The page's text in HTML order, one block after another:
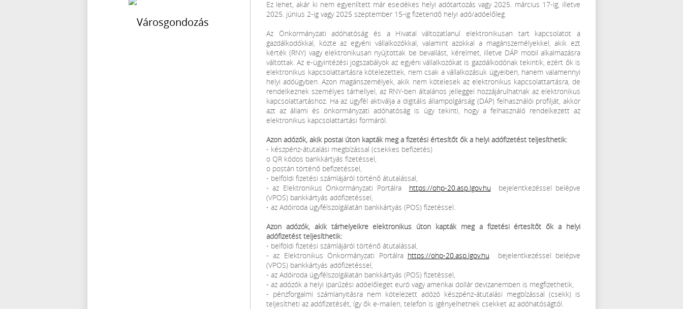
Ez lehet, akár ki nem egyenlített már esedékes helyi adótartozás vagy 2025. március 17-ig, illetve
2025. június 2-ig vagy 2025 szeptember 15-ig fizetendő helyi adó/adóelőleg.
Az Önkormányzati adóhatóság és a Hivatal változatlanul elektronikusan tart kapcsolatot a
gazdálkodókkal, közte az egyéni vállalkozókkal, valamint azokkal a magánszemélyekkel, akik ezt
kérték (RNY) vagy elektronikusan nyújtottak be bevallást, kérelmet, illetve DÁP mobil alkalmazásra
váltottak. Az e-ügyintézési jogszabályok az egyéni vállalkozókat is gazdálkodónak tekintik, ezért ők is
elektronikus kapcsolattartásra kötelezettek, nem csak a vállalkozásuk ügyeiben, hanem valamennyi
helyi adóügyben. Azon magánszemélyek, akik nem kötelesek az elektronikus kapcsolattartásra, de
rendelkeznek személyes tárhellyel, az RNY-ben általános jelleggel hozzájárulhatnak az elektronikus
kapcsolattartáshoz. Ha az ügyfél aktiválja a digitális állampolgárság (DÁP) felhasználói profilját, akkor
azt az állami és önkormányzati adóhatóság is úgy tekinti, hogy a felhasználó rendelkezett az
elektronikus kapcsolattartási formáról.
Azon adózók, akik postai úton kapták meg a fizetési értesítőt ők a helyi adófizetést teljesíthetik:
- készpénz-átutalási megbízással (csekkes befizetés)
o QR kódos bankkártyás fizetéssel,
o postán történő befizetéssel,
- belföldi fizetési számlájáról történő átutalással,
- az Elektronikus Önkormányzati Portálra https://ohp-20.asp.lgov.hu bejelentkezéssel belépve
(VPOS) bankkártyás adófizetéssel,
- az Adóiroda ügyfélszolgálatán bankkártyás (POS) fizetéssel.
Azon adózók, akik tárhelyeikre elektronikus úton kapták meg a fizetési értesítőt ők a helyi
adófizetést teljesíthetik:
- belföldi fizetési számlájáról történő átutalással,
- az Elektronikus Önkormányzati Portálra https://ohp-20.asp.lgov.hu bejelentkezéssel belépve
(VPOS) bankkártyás adófizetéssel,
- az Adóiroda ügyfélszolgálatán bankkártyás (POS) fizetéssel,
- az adózók a helyi iparűzési adóelőleget euró vagy amerikai dollár devizanemben is megfizethetik,
- pénzforgalmi számlanyitásra nem kötelezett adózó készpénz-átutalási megbízással (csekk) is
teljesítheti az adófizetését, így ők e-mailen, telefon is igényelhetnek csekket az adóhatóságtól.